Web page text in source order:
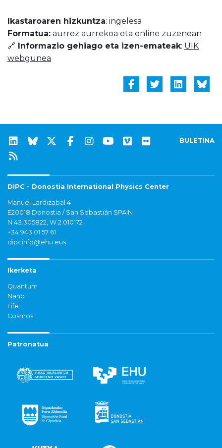
Ikastaroaren hizkuntza: ingelesa
Formatua: aurrez aurrekoa eta online zuzenean
🔗 Informazio gehiago eta izen-emateak: UIK
webgunea
BULETINA
DIPC - Donostia International Physics Center
Manuel Lardizabal 4
E20018 Donostia / San Sebastián SPAIN
N 43.305822, W 2.010172
+34 943 01 57 61
dipcinfo@ehu.eus
Ikerketa
Quantum
Nano
Life
Cosmos
Patronatua